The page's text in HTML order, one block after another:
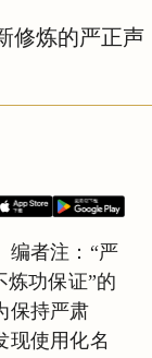
修炼的严正声
编者注：“严
炼功保证”的
保持严肃
现使用化名